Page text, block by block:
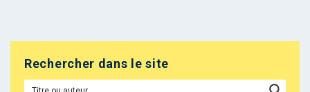
Rechercher dans le site